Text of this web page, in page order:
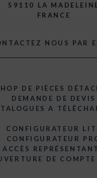
59110 LA
FRANCE
NOUS PAR
DE PIÈCES
DEMANDE DE DEVIS
A
CONFIGURATEUR
CONFIGURATEUR
ACCÈS
DE COMPTE